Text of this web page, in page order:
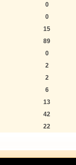
0
0
15
89
0
2
2
6
13
42
22